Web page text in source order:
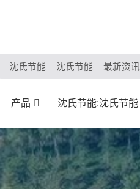
沈氏节能 沈氏节能 最新资讯
产品 沈氏节能:沈氏节能